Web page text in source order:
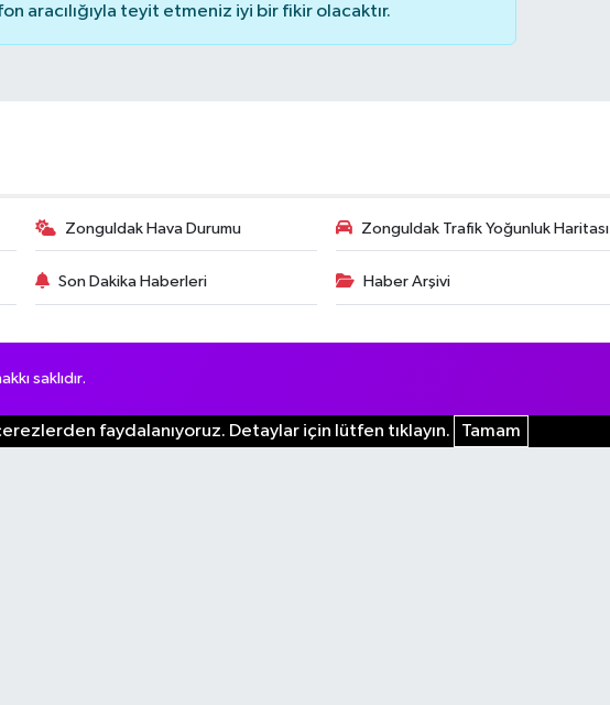
aracılığıyla teyit etmeniz iyi bir fikir olacaktır.
Zonguldak Hava Durumu Zonguldak Trafik Yoğunluk Haritası
Son Dakika Haberleri Haber Arşivi
saklıdır.
faydalanıyoruz. Detaylar için lütfen tıklayın. Tamam